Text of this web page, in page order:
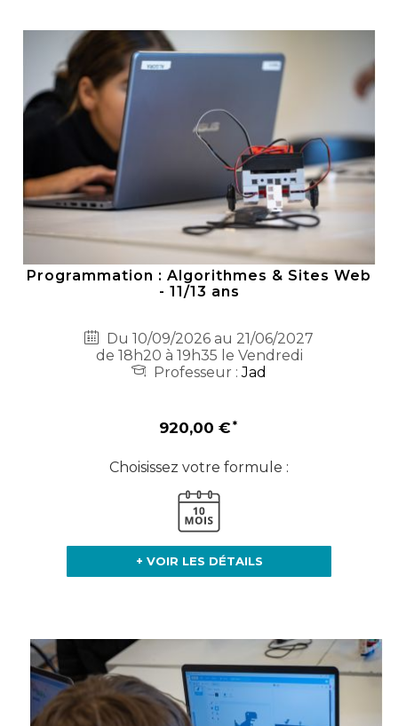
Programmation : Algorithmes & Sites Web
- 11/13 ans
Du 10/09/2026 au 21/06/2027
de 18h20 à 19h35 le Vendredi
Professeur :Jad
920,00 €
Choisissez votre formule :
+ VOIR LES DÉTAILS